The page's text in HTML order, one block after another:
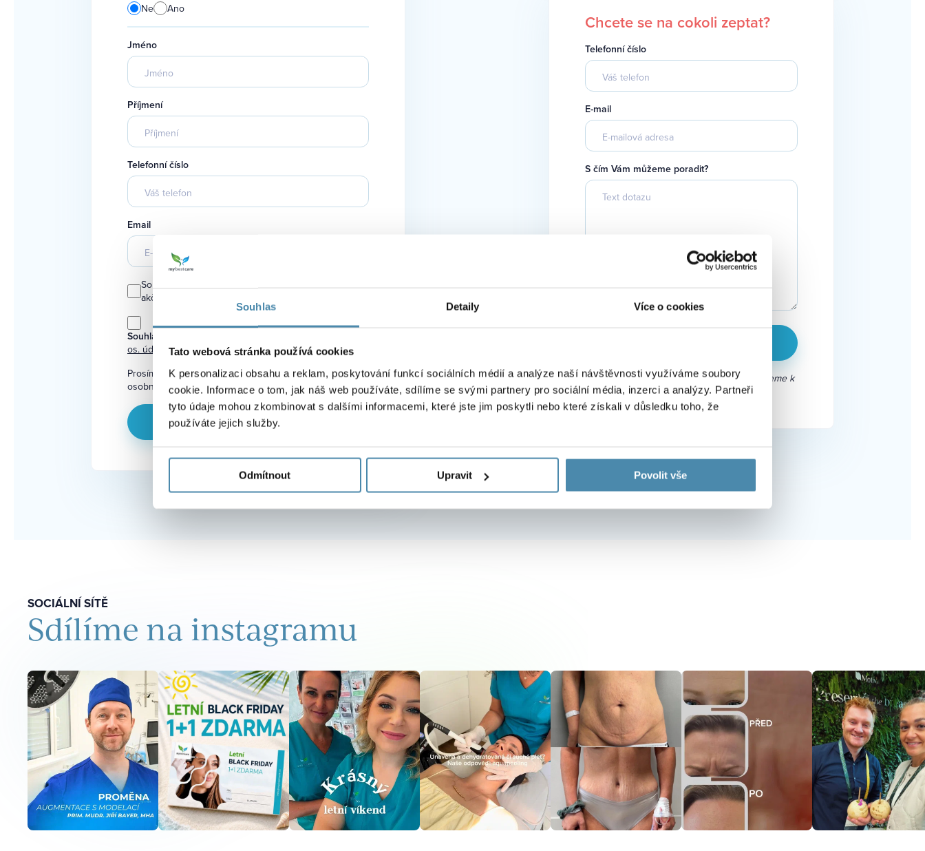
Souhlas Detaily Více o cookies
Tato webová stránka používá cookies
K personalizaci obsahu a reklam, poskytování funkcí sociálních médií a analýze naší návštěvnosti využíváme soubory
cookie. Informace o tom, jak náš web používáte, sdílíme se svými partnery pro sociální média, inzerci a analýzy. Partneři
tyto údaje mohou zkombinovat s dalšími informacemi, které jste jim poskytli nebo které získali v důsledku toho, že
používáte jejich služby.
Odmítnout Upravit Povolit vše
Ne
Ano
Jméno
Příjmení
Telefonní číslo
Email
Souhlasím s příležitostným zasíláním novinek a
akčních cen na zajímavé zákroky.
Souhlasím se zpracováním
os. údajů
Prosíme, potvrďte svůj souhlas se zpracováním
osobních údajů. Děkujeme
Chcete se na cokoli zeptat?
Telefonní číslo
E-mail
S čím Vám můžeme poradit?
Nemusíte se bát, telefon ani email nepoužijeme k
jiným účelům, než ke kontaktu.
SOCIÁLNÍ SÍTĚ
Sdílíme na instagramu